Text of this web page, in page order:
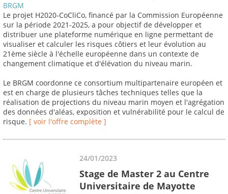
BRGM
Le projet H2020-CoCliCo, financé par la Commission Européenne
sur la période 2021-2025, a pour objectif de développer et
distribuer une plateforme numérique en ligne permettant de
visualiser et calculer les risques côtiers et leur évolution au
21ème siècle à l'échelle européenne dans un contexte de
changement climatique et d'élévation du niveau marin.
Le BRGM coordonne ce consortium multipartenaire européen et
est en charge de plusieurs tâches techniques telles que la
réalisation de projections du niveau marin moyen et l'agrégation
des données d'aléas, exposition et vulnérabilité pour le calcul de
risque. [ voir l'offre complète ]
24/01/2023
Stage de Master 2 au Centre
Universitaire de Mayotte